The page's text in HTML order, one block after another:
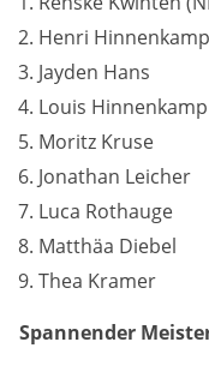
Henri Hinnenkamp
Jayden Hans
Louis Hinnenkamp
Moritz Kruse
Jonathan Leicher
Luca Rothauge
Matthäa Diebel
Thea Kramer
Spannender
Cookie Laufzeit:
Medien &
Diensten anzeigen
Cookies gesetzt.
aktiviert werden.